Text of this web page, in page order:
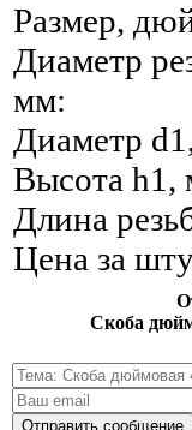
Размер,
Диаметр
мм:
Диаметр
Высота h1,
Длина
Цена за
Скоба